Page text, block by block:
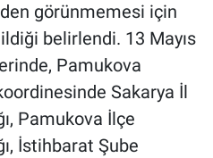
görünmemesi için
belirlendi. 13 Mayıs
Pamukova
Sakarya İl
Pamukova İlçe
İstihbarat Şube